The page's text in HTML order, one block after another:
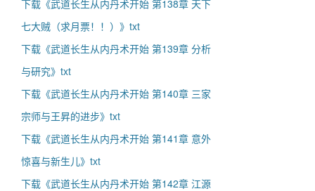
下载《武道长生从内丹术开始 第138章 天下
七大贼（求月票！！）》txt
下载《武道长生从内丹术开始 第139章 分析
与研究》txt
下载《武道长生从内丹术开始 第140章 三家
宗师与王昇的进步》txt
下载《武道长生从内丹术开始 第141章 意外
惊喜与新生儿》txt
下载《武道长生从内丹术开始 第142章 江源